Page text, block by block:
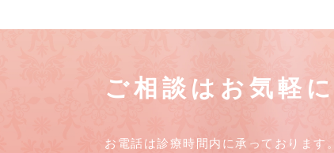
ご相談はお気軽に
お電話は診療時間内に承っております。